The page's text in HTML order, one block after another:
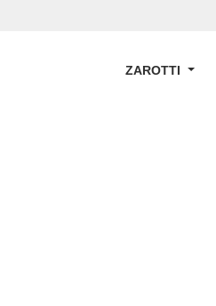
ZAROTTI